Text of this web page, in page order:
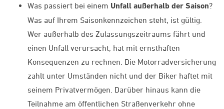
Was passiert bei einem Unfall außerhalb der Saison?
Was auf Ihrem Saisonkennzeichen steht, ist gültig.
Wer außerhalb des Zulassungszeitraums fährt und
einen Unfall verursacht, hat mit ernsthaften
Konsequenzen zu rechnen. Die Motorradversicherung
zahlt unter Umständen nicht und der Biker haftet mit
seinem Privatvermögen. Darüber hinaus kann die
Teilnahme am öffentlichen Straßenverkehr ohne